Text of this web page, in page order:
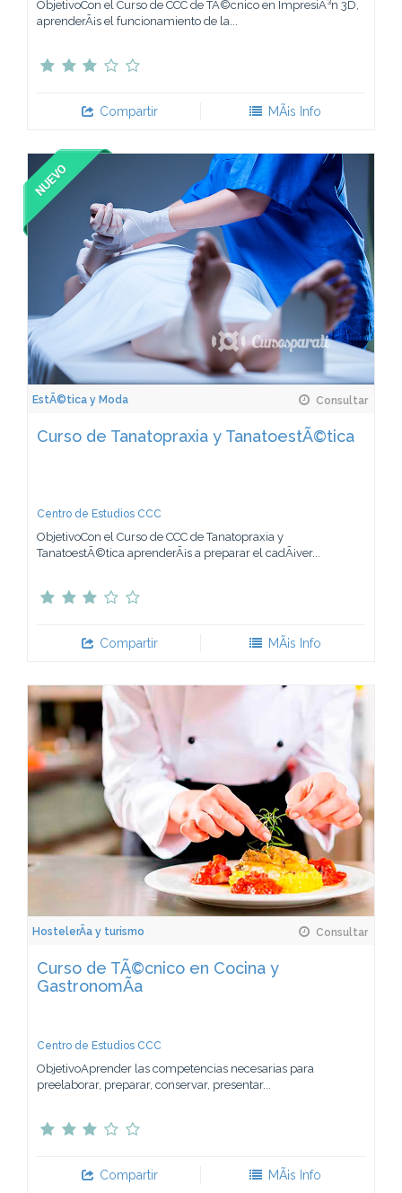
ObjetivoCon el Curso de CCC de TÃ©cnico en ImpresiÃ³n 3D,
aprenderÃ¡s el funcionamiento de la...
Compartir MÃ¡s Info
EstÃ©tica y Moda Consultar
Curso de Tanatopraxia y TanatoestÃ©tica
Centro de Estudios CCC
ObjetivoCon el Curso de CCC de Tanatopraxia y
TanatoestÃ©tica aprenderÃ¡s a preparar el cadÃ¡ver...
Compartir MÃ¡s Info
HostelerÃ­a y turismo Consultar
Curso de TÃ©cnico en Cocina y
GastronomÃ­a
Centro de Estudios CCC
ObjetivoAprender las competencias necesarias para
preelaborar, preparar, conservar, presentar...
Compartir MÃ¡s Info